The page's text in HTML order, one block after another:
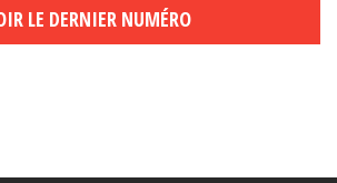
LE DERNIER NUMÉRO